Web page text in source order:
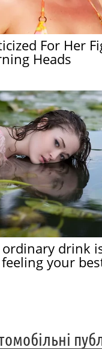
For Her
Heads
drink
your